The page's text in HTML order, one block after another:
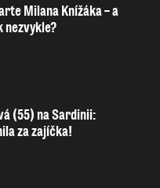
Milana Knížáka – a
nezvykle?
(55) na Sardinii:
za zajíčka!